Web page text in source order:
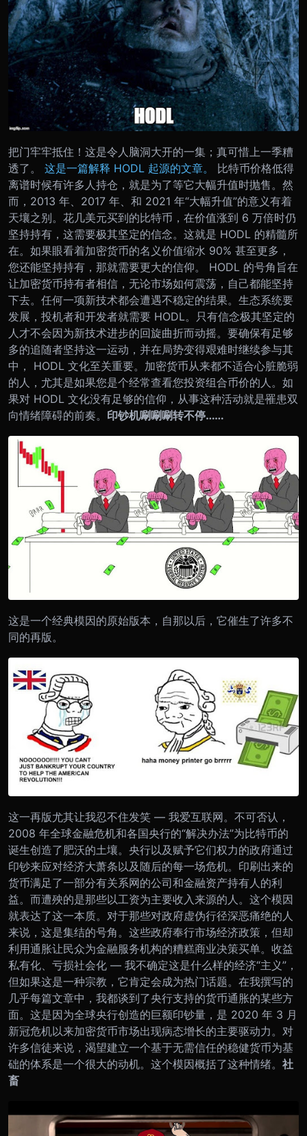
把门牢牢抵住！这是令人脑洞大开的一集；真可惜上一季糟
透了。 这是一篇解释 HODL 起源的文章。
比特币价格低得
离谱时候有许多人持仓，就是为了等它大幅升值时抛售。然
而，2013 年、2017 年、和 2021 年“大幅升值”的意义有着
天壤之别。花几美元买到的比特币，在价值涨到 6 万倍时仍
坚持持有，这需要极其坚定的信念。这就是 HODL 的精髓所
在。 如果眼看着加密货币的名义价值缩水 90% 甚至更多，
您还能坚持持有，那就需要更大的信仰。 HODL 的号角旨在
让加密货币持有者相信，无论市场如何震荡，自己都能坚持
下去。 任何一项新技术都会遭遇不稳定的结果。生态系统要
发展，投机者和开发者就需要 HODL。只有信念极其坚定的
人才不会因为新技术进步的回旋曲折而动摇。要确保有足够
多的追随者坚持这一运动，并在局势变得艰难时继续参与其
中， HODL 文化至关重要。 加密货币从来都不适合心脏脆弱
的人，尤其是如果您是个经常查看您投资组合币价的人。如
果对 HODL 文化没有足够的信仰，从事这种活动就是罹患双
向情绪障碍的前奏。 印钞机唰唰唰转不停……
这是一个经典模因的原始版本，自那以后，它催生了许多不
同的再版。
这一再版尤其让我忍不住发笑 — 我爱互联网。 不可否认，
2008 年全球金融危机和各国央行的“解决办法”为比特币的
诞生创造了肥沃的土壤。央行以及赋予它们权力的政府通过
印钞来应对经济大萧条以及随后的每一场危机。印刷出来的
货币满足了一部分有关系网的公司和金融资产持有人的利
益。而遭殃的是那些以工资为主要收入来源的人。 这个模因
就表达了这一本质。对于那些对政府虚伪行径深恶痛绝的人
来说，这是集结的号角。这些政府奉行市场经济政策，但却
利用通胀让民众为金融服务机构的糟糕商业决策买单。收益
私有化、亏损社会化 — 我不确定这是什么样的经济“主义”，
但如果这是一种宗教，它肯定会成为热门话题。 在我撰写的
几乎每篇文章中，我都谈到了央行支持的货币通胀的某些方
面。这是因为全球央行创造的巨额印钞量，是 2020 年 3 月
新冠危机以来加密货币市场出现病态增长的主要驱动力。 对
许多信徒来说，渴望建立一个基于无需信任的稳健货币为基
础的体系是一个很大的动机。这个模因概括了这种情绪。 社
畜